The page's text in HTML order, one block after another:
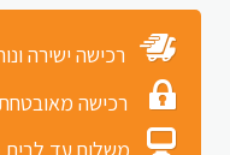
רכישה ישירה
רכישה
משלוח עד לבית